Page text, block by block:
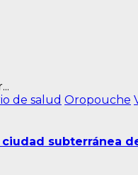
de salud Oropouche
ciudad subterránea